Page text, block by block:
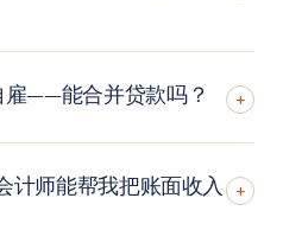
雇——能合并贷款吗？ +
计师能帮我把账面收入
+